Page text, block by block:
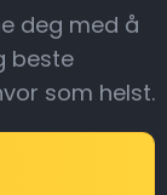
deg med å
beste
som helst.